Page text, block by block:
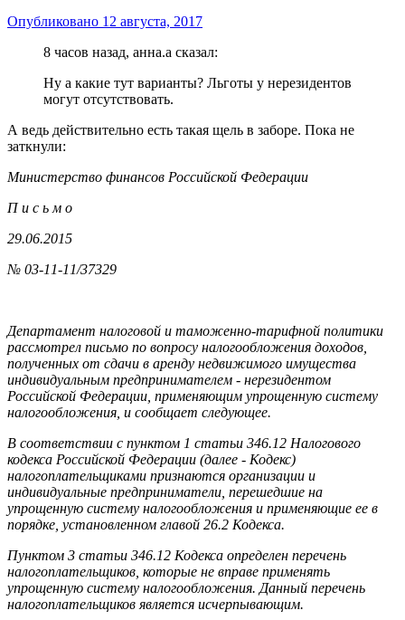
Опубликовано 12 августа, 2017
8 часов назад, анна.a сказал:
Ну а какие тут варианты? Льготы у нерезидентов
могут отсутствовать.
А ведь действительно есть такая щель в заборе. Пока не
заткнули:
Министерство финансов Российской Федерации
П и с ь м о
29.06.2015
№ 03-11-11/37329
Департамент налоговой и таможенно-тарифной политики
рассмотрел письмо по вопросу налогообложения доходов,
полученных от сдачи в аренду недвижимого имущества
индивидуальным предпринимателем - нерезидентом
Российской Федерации, применяющим упрощенную систему
налогообложения, и сообщает следующее.
В соответствии с пунктом 1 статьи 346.12 Налогового
кодекса Российской Федерации (далее - Кодекс)
налогоплательщиками признаются организации и
индивидуальные предприниматели, перешедшие на
упрощенную систему налогообложения и применяющие ее в
порядке, установленном главой 26.2 Кодекса.
Пунктом 3 статьи 346.12 Кодекса определен перечень
налогоплательщиков, которые не вправе применять
упрощенную систему налогообложения. Данный перечень
налогоплательщиков является исчерпывающим.